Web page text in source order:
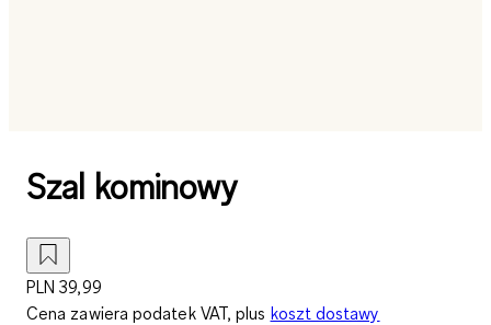
Szal kominowy
PLN 39,99
Cena zawiera podatek VAT, plus koszt dostawy